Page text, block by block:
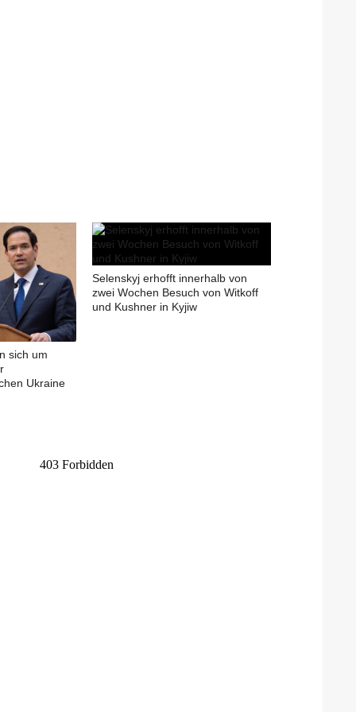
sich um
Ukraine
Selenskyj erhofft innerhalb von
zwei Wochen Besuch von Witkoff
und Kushner in Kyjiw